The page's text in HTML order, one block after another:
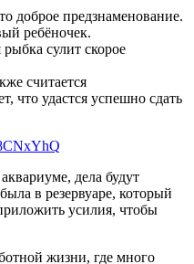
доброе предзнаменование.
ребёночек.
сулит скорое
считается
что удастся успешно сдать
дела будут
в резервуаре, который
усилия, чтобы
жизни, где много